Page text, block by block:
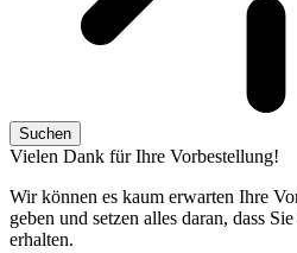
Suchen
Vielen Dank für Ihre Vorbestellung!
Wir können es kaum erwarten Ihre
geben und setzen alles daran, dass
erhalten.